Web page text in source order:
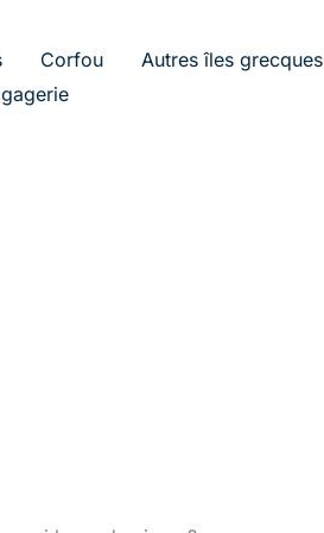
Corfou Autres îles grecques